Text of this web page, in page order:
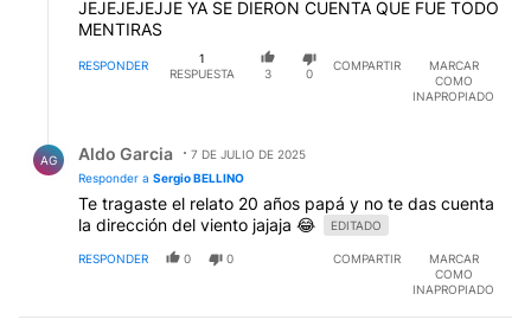
JEJEJEJEJJE YA SE DIERON CUENTA QUE FUE TODO
MENTIRAS
RESPONDER
1
RESPUESTA
3 0
COMPARTIR
MARCAR
COMO
INAPROPIADO
AG Aldo Garcia
7 DE JULIO DE 2025
Responder a Sergio BELLINO
Te tragaste el relato 20 años papá y no te das cuenta
la dirección del viento jajaja 😂
EDITADO
RESPONDER 0 0 COMPARTIR
MARCAR
COMO
INAPROPIADO